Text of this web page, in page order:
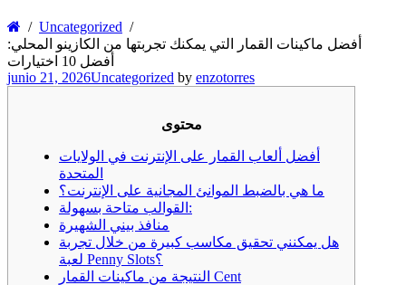
Uncategorized
أفضل ماكينات القمار التي يمكنك تجربتها من الكازينو المحلي:
أفضل 10 اختيارات
junio 21, 2026Uncategorized by enzotorres
محتوى
أفضل ألعاب القمار على الإنترنت في الولايات
المتحدة
ما هي بالضبط الموانئ المجانية على الإنترنت؟
القوالب متاحة بسهولة:
منافذ بيني الشهيرة
هل يمكنني تحقيق مكاسب كبيرة من خلال تجربة
لعبة Penny Slots؟
النتيجة من ماكينات القمار Cent